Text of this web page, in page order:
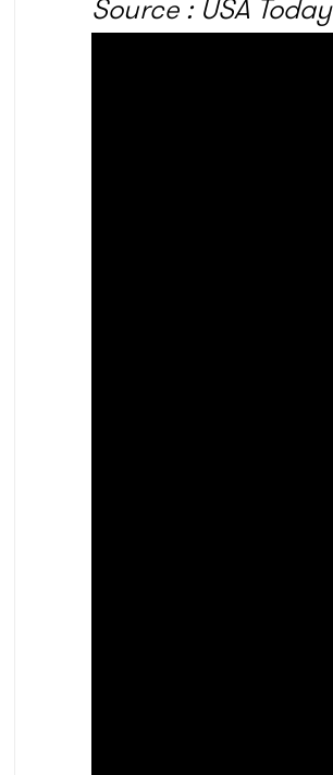
Source : USA Today